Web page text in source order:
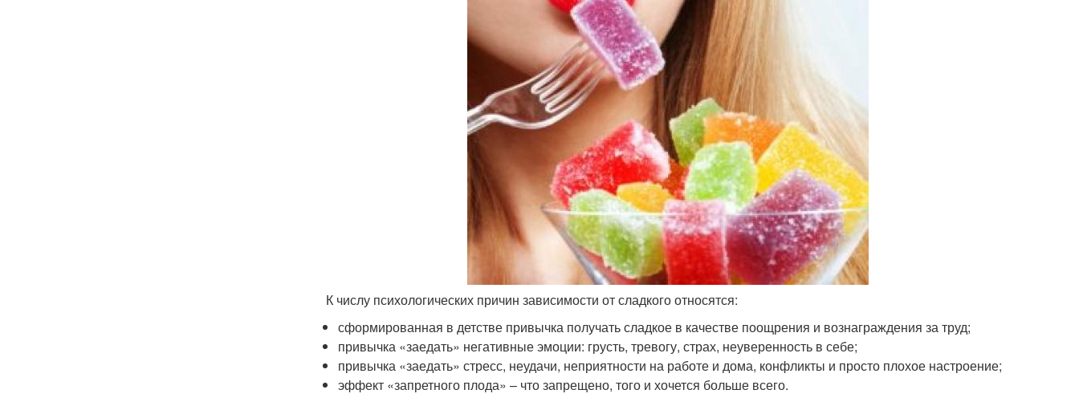
К числу психологических причин зависимости от сладкого относятся:
сформированная в детстве привычка получать сладкое в качестве поощрения и вознаграждения за труд;
привычка «заедать» негативные эмоции: грусть, тревогу, страх, неуверенность в себе;
привычка «заедать» стресс, неудачи, неприятности на работе и дома, конфликты и просто плохое настроение;
эффект «запретного плода» – что запрещено, того и хочется больше всего.